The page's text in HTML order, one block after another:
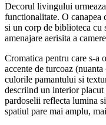
Decorul livingului
functionalitate. O canapea
si un corp de biblioteca cu
amenajare aerisita a
Cromatica pentru care s-a
accente de turcoaz
culorile pamantului si
descriind un interior
pardoselii reflecta lumina
spatiul pare mai amplu,